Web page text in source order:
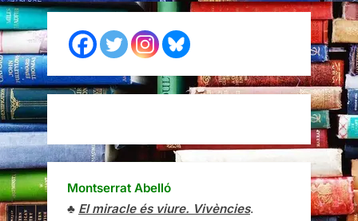
Montserrat Abelló
♣ El miracle és viure. Vivències.